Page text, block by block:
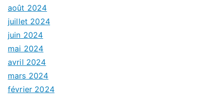
août 2024
juillet 2024
juin 2024
mai 2024
avril 2024
mars 2024
février 2024